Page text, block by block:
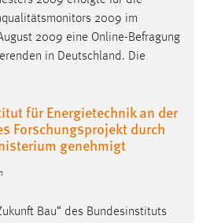
2009 im
2009 eine Online-Befragung
in Deutschland. Die
für Energietechnik an der
Forschungsprojekt durch
genehmigt
Bau“ des Bundesinstituts